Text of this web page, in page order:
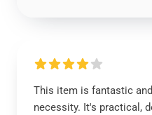
This item is fantastic
necessity. It's practical,